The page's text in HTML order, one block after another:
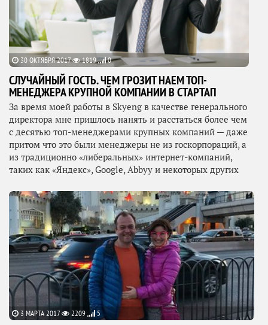
30 ОКТЯБРЯ 2017 1819 0
СЛУЧАЙНЫЙ ГОСТЬ. ЧЕМ ГРОЗИТ НАЕМ ТОП-
МЕНЕДЖЕРА КРУПНОЙ КОМПАНИИ В СТАРТАП
За время моей работы в Skyeng в качестве генерального
директора мне пришлось нанять и расстаться более чем
с десятью топ-менеджерами крупных компаний — даже
притом что это были менеджеры не из госкорпораций, а
из традиционно «либеральных» интернет-компаний,
таких как «Яндекс», Google, Abbyy и некоторых других
3 МАРТА 2017 2209 5